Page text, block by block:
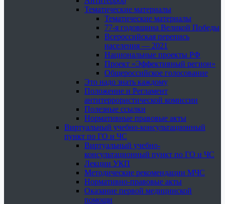
Тематические материалы
Тематические материалы
77-я годовщина Великой Победы
Всероссийская перепись
населения — 2021
Национальные проекты РФ
Проект «Эффективный регион»
Общероссийское голосование
Это надо знать каждому
Положение и Регламент
антитеррористической комиссии
Полезные ссылки
Нормативные правовые акты
Виртуальный учебно-консультационный
пункт по ГО и ЧС
Виртуальный учебно-
консультационный пункт по ГО и ЧС
Лекции УКП
Методические рекомендации МЧС
Нормативно-правовые акты
Оказание первой медицинской
помощи